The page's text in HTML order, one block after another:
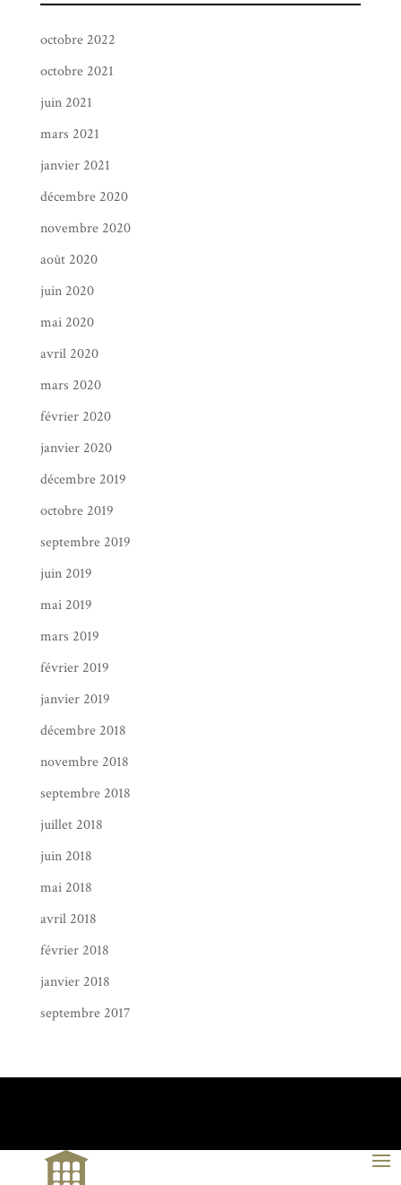
octobre 2022
octobre 2021
juin 2021
mars 2021
janvier 2021
décembre 2020
novembre 2020
août 2020
juin 2020
mai 2020
avril 2020
mars 2020
février 2020
janvier 2020
décembre 2019
octobre 2019
septembre 2019
juin 2019
mai 2019
mars 2019
février 2019
janvier 2019
décembre 2018
novembre 2018
septembre 2018
juillet 2018
juin 2018
mai 2018
avril 2018
février 2018
janvier 2018
septembre 2017